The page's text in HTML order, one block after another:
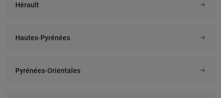
Hérault
Hautes-Pyrénées
Pyrénées-Orientales